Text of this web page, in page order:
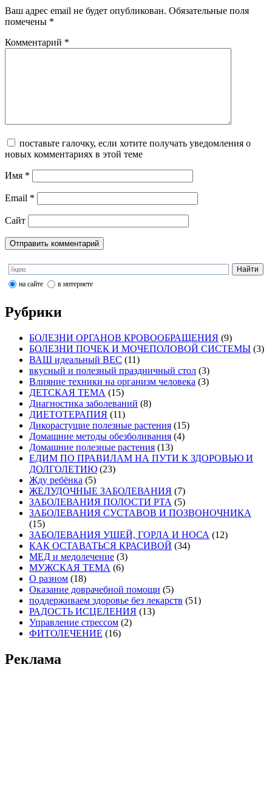
Ваш адрес email не будет опубликован. Обязательные поля
помечены *
Комментарий *
поставьте галочку, если хотите получать уведомления о
новых комментариях в этой теме
Имя *
Email *
Сайт
на сайте в интернете
Рубрики
БОЛЕЗНИ ОРГАНОВ КРОВООБРАЩЕНИЯ (9)
БОЛЕЗНИ ПОЧЕК И МОЧЕПОЛОВОЙ СИСТЕМЫ (3)
ВАШ идеальный ВЕС (11)
вкусный и полезный праздничный стол (3)
Влияние техники на организм человека (3)
ДЕТСКАЯ ТЕМА (15)
Диагностика заболеваний (8)
ДИЕТОТЕРАПИЯ (11)
Дикорастущие полезные растения (15)
Домашние методы обезболивания (4)
Домашние полезные растения (13)
ЕДИМ ПО ПРАВИЛАМ НА ПУТИ К ЗДОРОВЬЮ И
ДОЛГОЛЕТИЮ (23)
Жду ребёнка (5)
ЖЕЛУДОЧНЫЕ ЗАБОЛЕВАНИЯ (7)
ЗАБОЛЕВАНИЯ ПОЛОСТИ РТА (5)
ЗАБОЛЕВАНИЯ СУСТАВОВ И ПОЗВОНОЧНИКА
(15)
ЗАБОЛЕВАНИЯ УШЕЙ, ГОРЛА И НОСА (12)
КАК ОСТАВАТЬСЯ КРАСИВОЙ (34)
МЕД и медолечение (3)
МУЖСКАЯ ТЕМА (6)
О разном (18)
Оказание доврачебной помощи (5)
поддерживаем здоровье без лекарств (51)
РАДОСТЬ ИСЦЕЛЕНИЯ (13)
Управление стрессом (2)
ФИТОЛЕЧЕНИЕ (16)
Реклама